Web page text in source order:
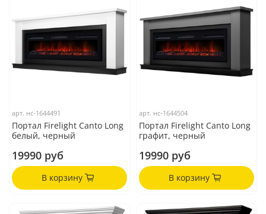
арт. нс-1644491
Портал Firelight Canto Long
белый, черный
19990 руб
В корзину
арт. нс-1644504
Портал Firelight Canto Long
графит, черный
19990 руб
В корзину